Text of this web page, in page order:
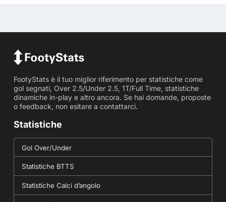
FootyStats è il tuo miglior riferimento per statistiche come
gol segnati, Over 2.5/Under 2.5, 1T/Full Time, statistiche
dinamiche in-play e altro ancora. Se hai domande, proposte
o feedback, non esitare a contattarci.
Statistiche
Gol Over/Under
Statistiche BTTS
Statistiche Calci d’angolo